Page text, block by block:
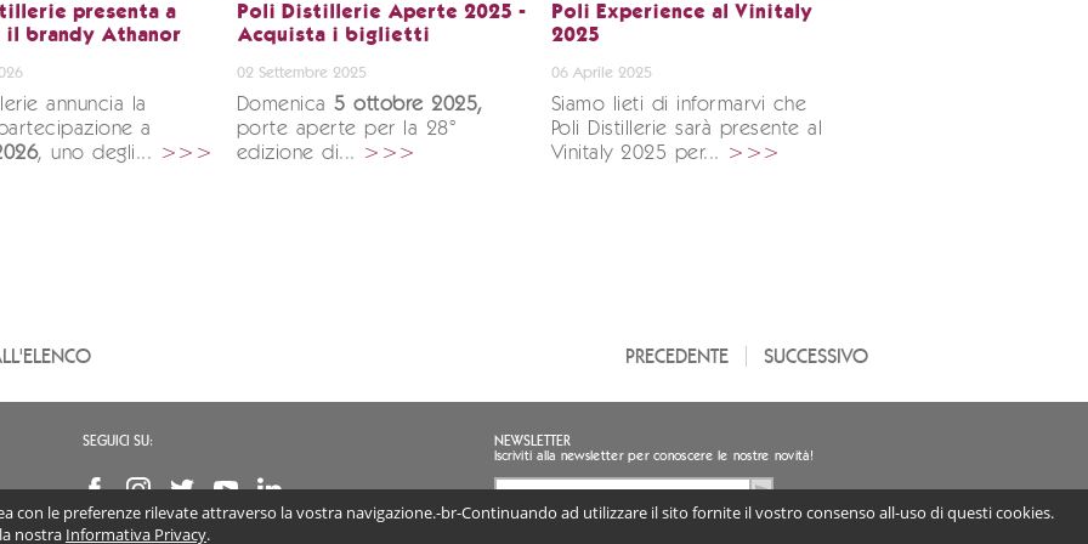
presenta a
il brandy Athanor
annuncia la
a
, uno degli... >>>
Poli Distillerie Aperte 2025 -
Acquista i biglietti
02 Settembre 2025
Domenica5 ottobre 2025,
porte aperte per la 28°
edizione di... >>>
Poli Experience al Vinitaly
2025
06 Aprile 2025
Siamo lieti di informarvi che
Poli Distillerie sarà presente al
Vinitaly 2025 per... >>>
SUCCESSIVO
PRECEDENTE
SEGUICI SU: NEWSLETTER
Iscriviti alla newsletter per conoscere le nostre novità!
Acconsento al trattamento dei miei dati personali
le preferenze rilevate attraverso la vostra navigazione.-br-Continuando ad utilizzare il sito fornite il vostro consenso all-uso di questi cookies.
nostra Informativa Privacy.